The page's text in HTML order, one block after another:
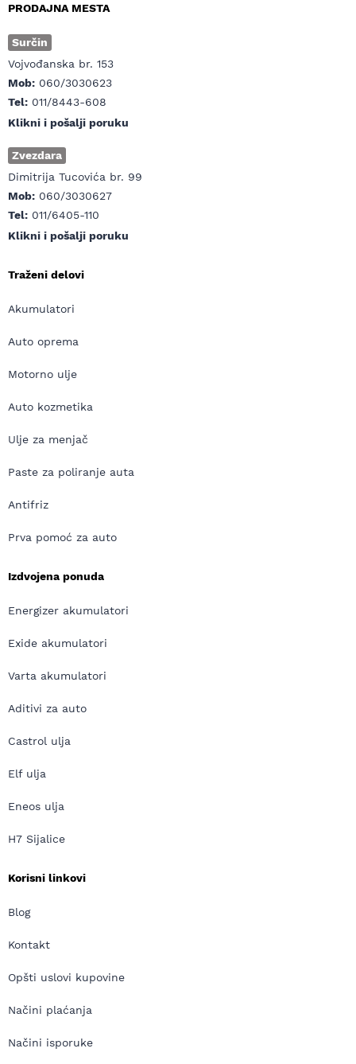
PRODAJNA MESTA
Surčin
Vojvođanska br. 153
Mob: 060/3030623
Tel: 011/8443-608
Klikni i pošalji poruku
Zvezdara
Dimitrija Tucovića br. 99
Mob: 060/3030627
Tel: 011/6405-110
Klikni i pošalji poruku
Traženi delovi
Akumulatori
Auto oprema
Motorno ulje
Auto kozmetika
Ulje za menjač
Paste za poliranje auta
Antifriz
Prva pomoć za auto
Izdvojena ponuda
Energizer akumulatori
Exide akumulatori
Varta akumulatori
Aditivi za auto
Castrol ulja
Elf ulja
Eneos ulja
H7 Sijalice
Korisni linkovi
Blog
Kontakt
Opšti uslovi kupovine
Načini plaćanja
Načini isporuke